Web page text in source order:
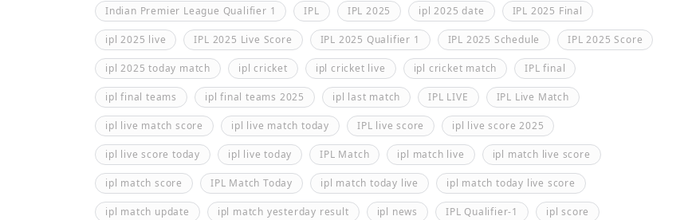
Indian Premier League Qualifier 1 IPL IPL 2025 ipl 2025 date IPL 2025 Final
ipl 2025 live IPL 2025 Live Score IPL 2025 Qualifier 1 IPL 2025 Schedule IPL 2025 Score
ipl 2025 today match ipl cricket ipl cricket live ipl cricket match IPL final
ipl final teams ipl final teams 2025 ipl last match IPL LIVE IPL Live Match
ipl live match score ipl live match today IPL live score ipl live score 2025
ipl live score today ipl live today IPL Match ipl match live ipl match live score
ipl match score IPL Match Today ipl match today live ipl match today live score
ipl match update ipl match yesterday result ipl news IPL Qualifier-1 ipl score